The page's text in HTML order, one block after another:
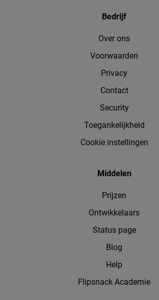
Bedrijf
Over ons
Voorwaarden
Privacy
Contact
Security
Toegankelijkheid
Cookie instellingen
Middelen
Prijzen
Ontwikkelaars
Status page
Blog
Help
Flipsnack Academie